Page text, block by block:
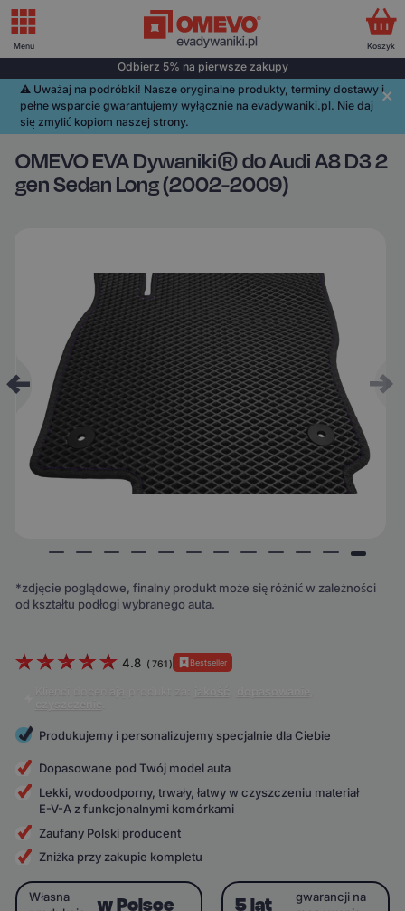
Odbierz 5% na pierwsze zakupy
⚠️️ Uważaj na podróbki! Nasze oryginalne produkty, terminy dostawy i
pełne wsparcie gwarantujemy wyłącznie na evadywaniki.pl. Nie daj
się zmylić kopiom naszej strony.
OMEVO EVA Dywaniki® do Audi A8 D3 2
gen Sedan Long (2002-2009)
*zdjęcie poglądowe, finalny produkt może się różnić w zależności
od kształtu podłogi wybranego auta.
4.8 ( 761 ) Bestseller
Klienci doceniają produkt za: dopasowanie
czyszczenie
Produkujemy i personalizujemy specjalnie dla Ciebie
Dopasowane pod Twój model auta
Lekki, wodoodporny, trwały, łatwy w czyszczeniu materiał
E-V-A z funkcjonalnymi komórkami
Zaufany Polski producent
Zniżka przy zakupie kompletu
Własna
w Polsce 5 lat
gwarancji na
Menu Koszyk